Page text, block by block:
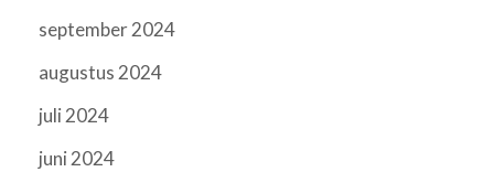
september 2024
augustus 2024
juli 2024
juni 2024